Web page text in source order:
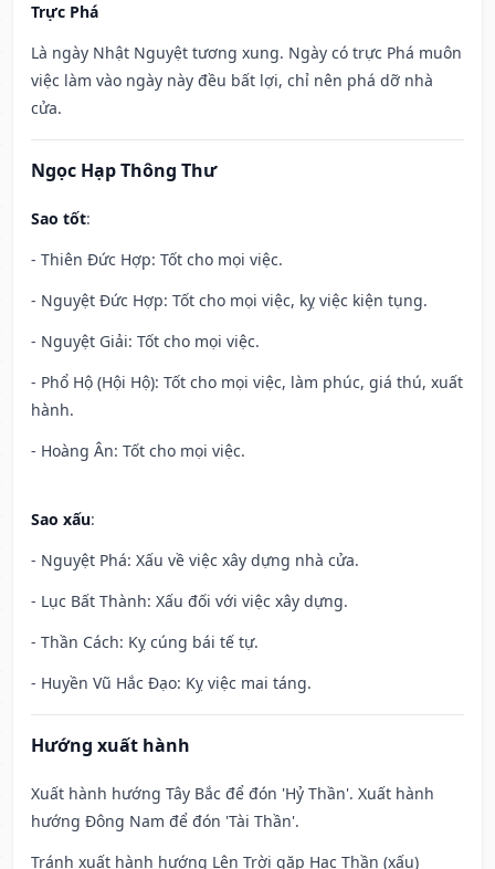
Trực Phá
Là ngày Nhật Nguyệt tương xung. Ngày có trực Phá muôn
việc làm vào ngày này đều bất lợi, chỉ nên phá dỡ nhà
cửa.
Ngọc Hạp Thông Thư
Sao tốt:
- Thiên Đức Hợp: Tốt cho mọi việc.
- Nguyệt Đức Hợp: Tốt cho mọi việc, kỵ việc kiện tụng.
- Nguyệt Giải: Tốt cho mọi việc.
- Phổ Hộ (Hội Hộ): Tốt cho mọi việc, làm phúc, giá thú, xuất
hành.
- Hoàng Ân: Tốt cho mọi việc.
Sao xấu:
- Nguyệt Phá: Xấu về việc xây dựng nhà cửa.
- Lục Bất Thành: Xấu đối với việc xây dựng.
- Thần Cách: Kỵ cúng bái tế tự.
- Huyền Vũ Hắc Đạo: Kỵ việc mai táng.
Hướng xuất hành
Xuất hành hướng Tây Bắc để đón 'Hỷ Thần'. Xuất hành
hướng Đông Nam để đón 'Tài Thần'.
Tránh xuất hành hướng Lên Trời gặp Hạc Thần (xấu)